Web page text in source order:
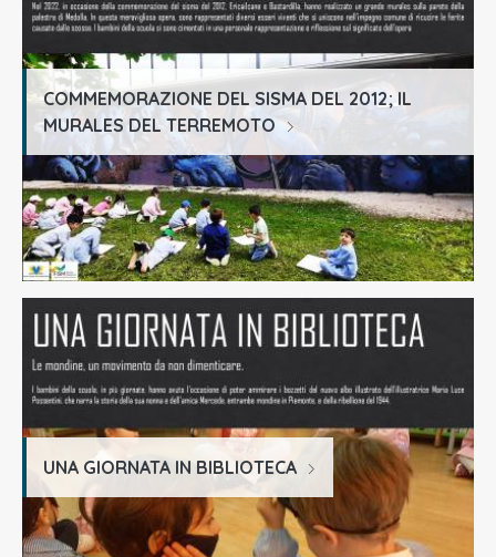
COMMEMORAZIONE DEL SISMA DEL 2012; IL
MURALES DEL TERREMOTO
UNA GIORNATA IN BIBLIOTECA